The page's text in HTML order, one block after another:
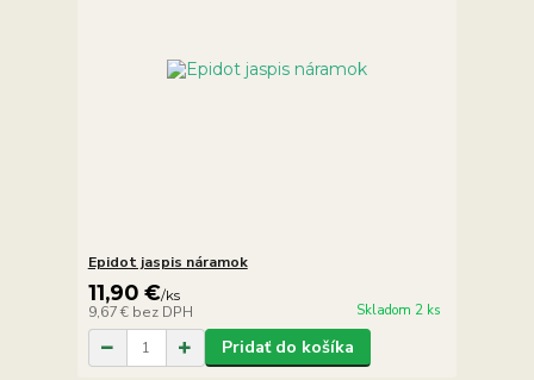
Epidot jaspis náramok
11,90 €/ks
9,67 € bez DPH Skladom 2 ks
Pridať do košíka